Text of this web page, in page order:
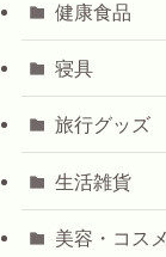
健康食品
寝具
旅行グッズ
生活雑貨
美容・コスメ